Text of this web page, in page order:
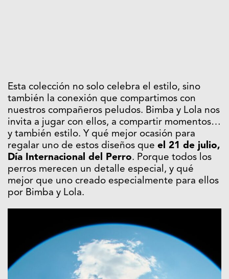
Esta colección no solo celebra el estilo, sino
también la conexión que compartimos con
nuestros compañeros peludos. Bimba y Lola nos
invita a jugar con ellos, a compartir momentos…
y también estilo. Y qué mejor ocasión para
regalar uno de estos diseños que el 21 de julio,
Día Internacional del Perro. Porque todos los
perros merecen un detalle especial, y qué
mejor que uno creado especialmente para ellos
por Bimba y Lola.